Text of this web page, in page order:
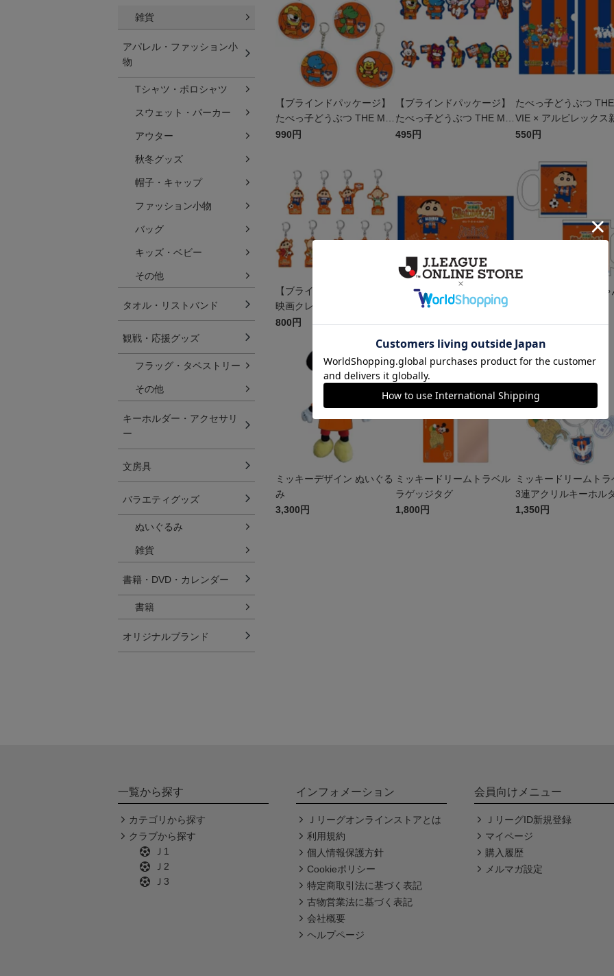
【ブラインドパッケージ】
たべっ子どうぶつ THE MO
VIE × アルビレックス新
990円
【ブラインドパッケージ】
たべっ子どうぶつ THE MO
VIE × アルビレックス新
495円
たべっ子どうぶつ
VIE × アルビレックス
潟 クリアファイル
550円
【ブラインドパッケージ】
映画クレヨンしんちゃんコ
ラボ アクリルキーホルダ
800円
映画クレヨンしんちゃんコ
ラボ フェイスタオル
2,200円
映画クレヨンしんちゃ
1,870円
ミッキーデザイン ぬいぐる
み
3,300円
ミッキードリームトラベル
ラゲッジタグ
1,800円
ミッキードリームトラ
3連アクリルキーホル
1,350円
雑貨
アパレル・ファッション小
物
Tシャツ・ポロシャツ
スウェット・パーカー
アウター
秋冬グッズ
帽子・キャップ
ファッション小物
バッグ
キッズ・ベビー
その他
タオル・リストバンド
観戦・応援グッズ
フラッグ・タペストリー
その他
キーホルダー・アクセサリ
ー
文房具
バラエティグッズ
ぬいぐるみ
雑貨
書籍・DVD・カレンダー
書籍
オリジナルブランド
一覧から探す
カテゴリから探す
クラブから探す
Ｊ1
Ｊ2
Ｊ3
インフォメーション
Ｊリーグオンラインストアとは
利用規約
個人情報保護方針
Cookieポリシー
特定商取引法に基づく表記
古物営業法に基づく表記
会社概要
ヘルプページ
会員向けメニュー
ＪリーグID新規登録
マイページ
購入履歴
メルマガ設定